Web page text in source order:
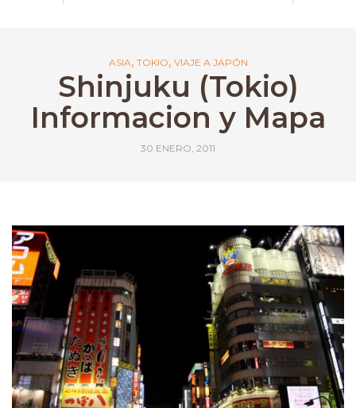
ASIA, TOKIO, VIAJE A JAPÓN
Shinjuku (Tokio)
Informacion y Mapa
30 ENERO, 2011